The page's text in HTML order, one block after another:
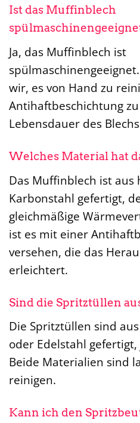
Ist das Muffinblech
Ja, das Muffinblech ist
wir, es von Hand zu
Antihaftbeschichtung
Lebensdauer des
Welches Material hat
Das Muffinblech ist aus
Karbonstahl gefertigt,
gleichmäßige
ist es mit einer
versehen, die das
erleichtert.
Sind die Spritztüllen
Die Spritztüllen sind
oder Edelstahl
Beide Materialien sind
reinigen.
Kann ich den